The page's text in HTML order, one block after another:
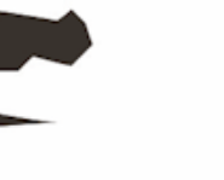
Skip to navigation